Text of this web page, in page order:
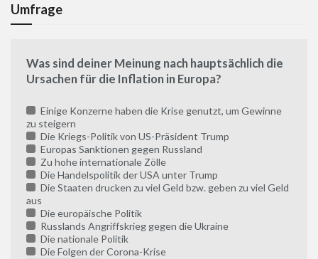
Umfrage
Was sind deiner Meinung nach hauptsächlich die
Ursachen für die Inflation in Europa?
Einige Konzerne haben die Krise genutzt, um Gewinne
zu steigern
Die Kriegs-Politik von US-Präsident Trump
Europas Sanktionen gegen Russland
Zu hohe internationale Zölle
Die Handelspolitik der USA unter Trump
Die Staaten drucken zu viel Geld bzw. geben zu viel Geld
aus
Die europäische Politik
Russlands Angriffskrieg gegen die Ukraine
Die nationale Politik
Die Folgen der Corona-Krise